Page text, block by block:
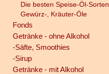
Die besten Speise-Öl-Sorten
Gewürz-, Kräuter-Öle
Fonds
Getränke - ohne Alkohol
-Säfte, Smoothies
-Sirup
Getränke - mit Alkohol